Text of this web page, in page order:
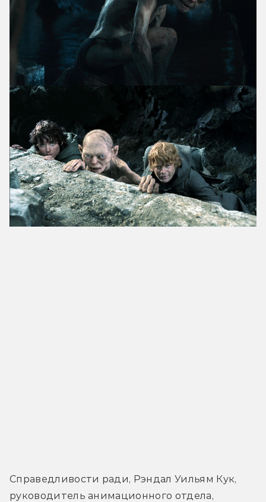
Справедливости ради, Рэндал Уильям Кук,
руководитель анимационного отдела,